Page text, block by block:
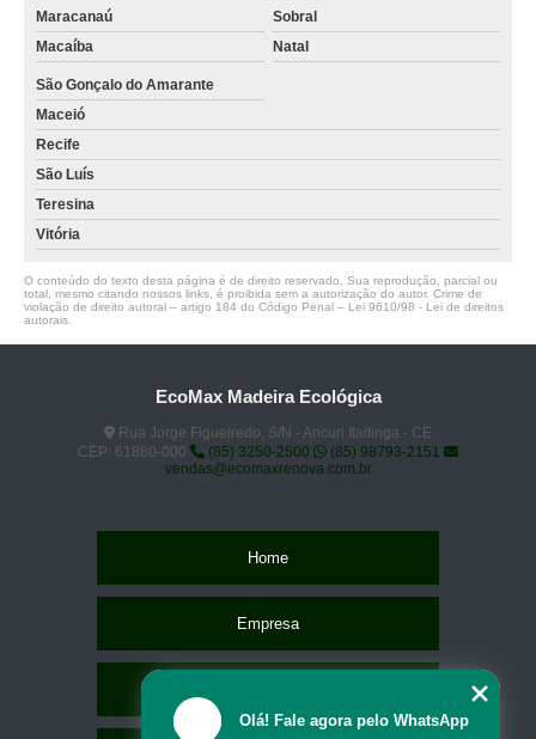
Maracanaú
Sobral
Macaíba
Natal
São Gonçalo do Amarante
Maceió
Recife
São Luís
Teresina
Vitória
O conteúdo do texto desta página é de direito reservado. Sua reprodução, parcial ou
total, mesmo citando nossos links, é proibida sem a autorização do autor. Crime de
violação de direito autoral – artigo 184 do Código Penal – Lei 9610/98 - Lei de direitos
autorais
EcoMax Madeira Ecológica
Rua Jorge Figueiredo, S/N - Ancuri Itaitinga - CE
CEP: 61880-000
(85) 3250-2500
(85) 98793-2151
vendas@ecomaxrenova.com.br
Home
Empresa
Olá! Fale agora pelo WhatsApp